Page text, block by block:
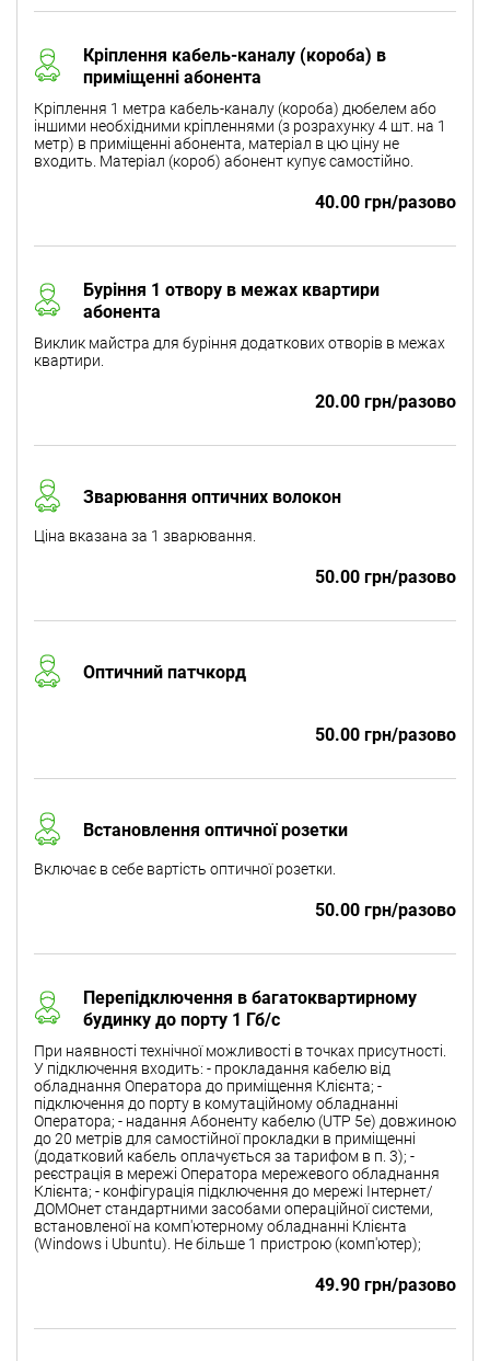
Кріплення кабель-каналу (короба) в
приміщенні абонента
Кріплення 1 метра кабель-каналу (короба) дюбелем або
іншими необхідними кріпленнями (з розрахунку 4 шт. на 1
метр) в приміщенні абонента, матеріал в цю ціну не
входить. Матеріал (короб) абонент купує самостійно.
40.00 грн/разово
Буріння 1 отвору в межах квартири
абонента
Виклик майстра для буріння додаткових отворів в межах
квартири.
20.00 грн/разово
Зварювання оптичних волокон
Ціна вказана за 1 зварювання.
50.00 грн/разово
Оптичний патчкорд
50.00 грн/разово
Встановлення оптичної розетки
Включає в себе вартість оптичної розетки.
50.00 грн/разово
Перепідключення в багатоквартирному
будинку до порту 1 Гб/с
При наявності технічної можливості в точках присутності.
У підключення входить: - прокладання кабелю від
обладнання Оператора до приміщення Клієнта; -
підключення до порту в комутаційному обладнанні
Оператора; - надання Абоненту кабелю (UTP 5e) довжиною
до 20 метрів для самостійної прокладки в приміщенні
(додатковий кабель оплачується за тарифом в п. 3); -
реєстрація в мережі Оператора мережевого обладнання
Клієнта; - конфігурація підключення до мережі Інтернет/
ДОМОнет стандартними засобами операційної системи,
встановленої на комп'ютерному обладнанні Клієнта
(Windows і Ubuntu). Не більше 1 пристрою (комп'ютер);
49.90 грн/разово